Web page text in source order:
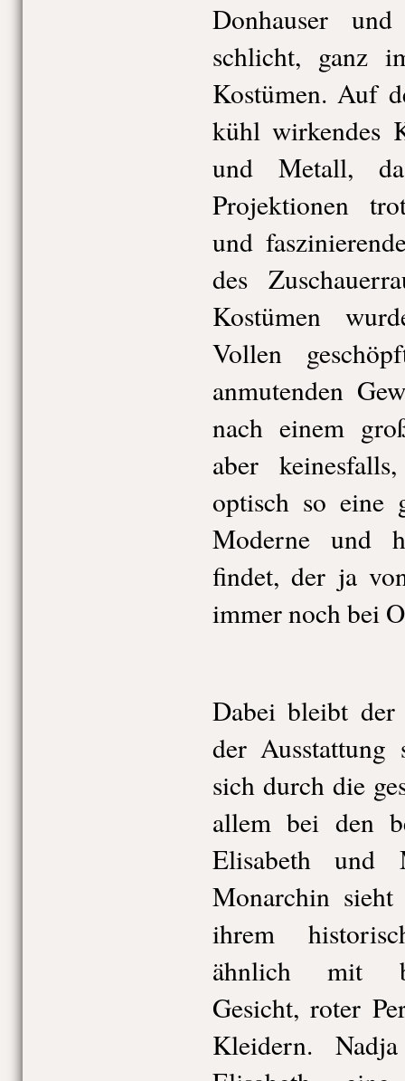
Donhauser
schlicht, ganz
Kostümen. Auf
kühl wirkendes
und Metall,
Projektionen
und
des
Kostümen
Vollen
anmutenden
nach einem
aber
optisch so eine
Moderne und
findet, der ja
immer noch bei
Dabei bleibt
der Ausstattung
sich durch die
allem bei den
Elisabeth und
Monarchin sieht
ihrem
ähnlich mit
Gesicht, roter
Kleidern.